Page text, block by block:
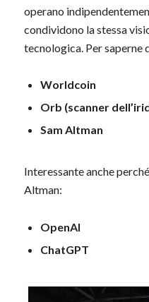
operano
condividono la stessa
tecnologica. Per saperne
Worldcoin
Orb (scanner
Sam Altman
Interessante anche
Altman:
OpenAI
ChatGPT